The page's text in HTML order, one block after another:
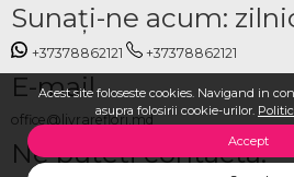
Acest site foloseste cookies. Navigand in
asupra folosirii cookie-urilor.
Accept
Sunaţi-ne acum:
+37378862121 +37378862121
E-mail
office@livrareflori.md
Ne puteți contacta: